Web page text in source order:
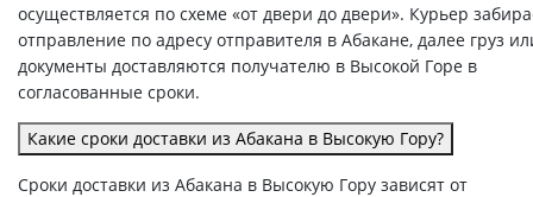
осуществляется по схеме «от двери до двери». Курьер
отправление по адресу отправителя в Абакане, далее груз
документы доставляются получателю в Высокой Горе в
согласованные сроки.
Какие сроки доставки из Абакана в Высокую Гору?
Сроки доставки из Абакана в Высокую Гору зависят от